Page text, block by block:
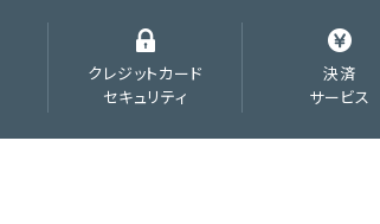
クレジットカード
セキュリティ
決済
サービス